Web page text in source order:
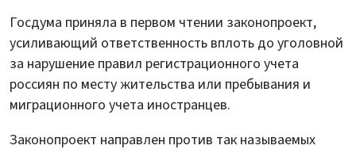
Госдума приняла в первом чтении законопроект,
усиливающий ответственность вплоть до уголовной
за нарушение правил регистрационного учета
россиян по месту жительства или пребывания и
миграционного учета иностранцев.
Законопроект направлен против так называемых